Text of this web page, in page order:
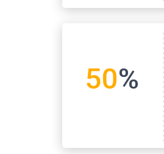
50%